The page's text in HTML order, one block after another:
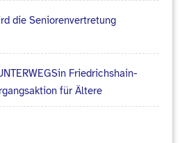
die Seniorenvertretung
Friedrichshain-
für Ältere